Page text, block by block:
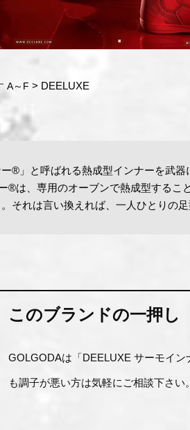
A～F DEELUXE
®」と呼ばれる熱成型インナーを武
®は、専用のオーブンで熱成型する
それは言い換えれば、一人ひとりの
このブランドの一押し
GOLGODAは「DEELUXE サーモイ
も調子が悪い方は気軽にご相談下さい。